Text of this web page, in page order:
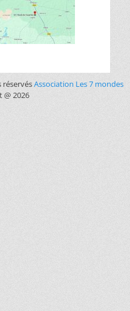
Association Les 7 mondes
2026